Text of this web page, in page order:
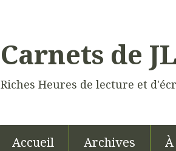
Carnets de
Riches Heures de lecture et
Accueil Archives